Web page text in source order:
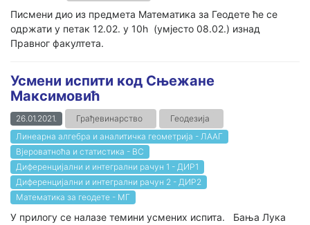
Писмени дио из предмета Математика за Геодете ће се
одржати у петак 12.02. у 10h (умјесто 08.02.) изнад
Правног факултета.
Усмени испити код Сњежане
Максимовић
26.01.2021. Грађевинарство
Геодезија
Линеарна алгебра и аналитичка геометрија - ЛААГ
Вјероватноћа и статистика - ВС
Диференцијални и интегрални рачун 1 - ДИР1
Диференцијални и интегрални рачун 2 - ДИР2
Математика за геодете - МГ
У прилогу се налазе темини усмених испита. Бања Лука